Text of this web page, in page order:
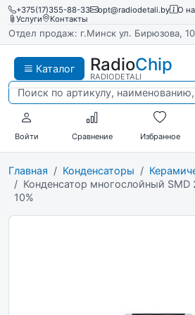
+375(17)355-88-33 opt@radiodetali.by О
Услуги
Контакты
Отдел продаж: г.Минск ул. Бирюзова,
Каталог RadioChip
RADIODETALI
Войти Сравнение Избранное
Главная Конденсаторы
Конденсатор многослойный SMD
10%